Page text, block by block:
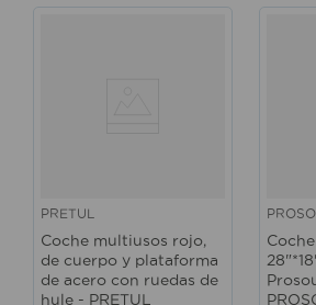
PRETUL
Coche multiusos rojo,
de cuerpo y plataforma
de acero con ruedas de
hule - PRETUL